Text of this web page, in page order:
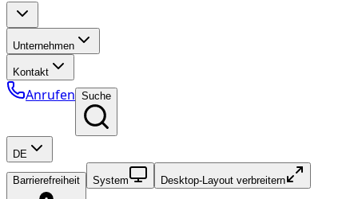
Unternehmen
Kontakt
Anrufen Suche
DE
Barrierefreiheit System Desktop-Layout verbreitern